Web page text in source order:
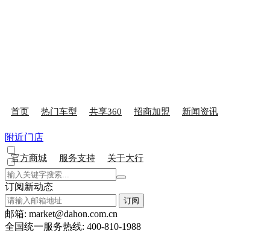
首页 热门车型 共享360 招商加盟 新闻资讯
官方商城 服务支持 关于大行
附近门店
订阅新动态
订阅
邮箱: market@dahon.com.cn
全国统一服务热线: 400-810-1988